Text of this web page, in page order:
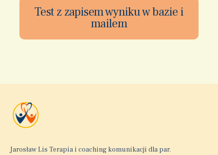
Test z zapisem wyniku w bazie i
mailem
Jarosław Lis Terapia i coaching komunikacji dla par.